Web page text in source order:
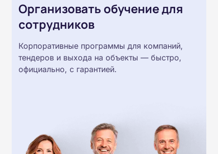
Организовать обучение для
сотрудников
Корпоративные программы для компаний,
тендеров и выхода на объекты — быстро,
официально, с гарантией.